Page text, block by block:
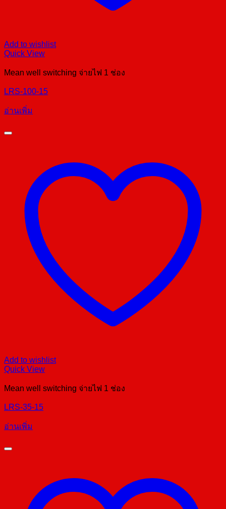
Add to wishlist
Quick View
Mean well switching จ่ายไฟ 1 ช่อง
LRS-100-15
อ่านเพิ่ม
Add to wishlist
Quick View
Mean well switching จ่ายไฟ 1 ช่อง
LRS-35-15
อ่านเพิ่ม